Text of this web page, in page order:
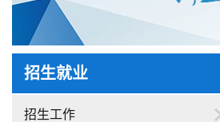
招生就业
招生工作